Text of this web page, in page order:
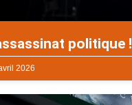
politique !
2026